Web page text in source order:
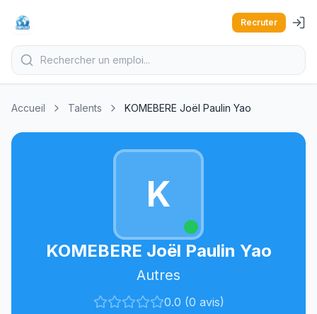
Recruter
Accueil Talents KOMEBERE Joël Paulin Yao
K
KOMEBERE Joël Paulin Yao
Autres
0.0 (0 avis)